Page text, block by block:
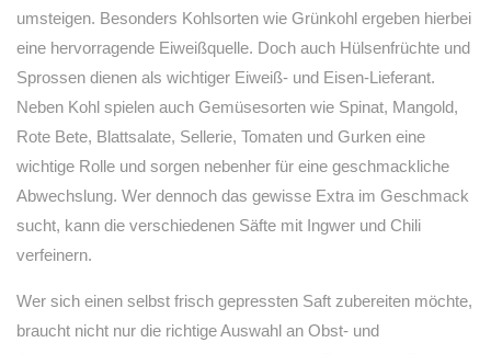
umsteigen. Besonders Kohlsorten wie Grünkohl ergeben hierbei
eine hervorragende Eiweißquelle. Doch auch Hülsenfrüchte und
Sprossen dienen als wichtiger Eiweiß- und Eisen-Lieferant.
Neben Kohl spielen auch Gemüsesorten wie Spinat, Mangold,
Rote Bete, Blattsalate, Sellerie, Tomaten und Gurken eine
wichtige Rolle und sorgen nebenher für eine geschmackliche
Abwechslung. Wer dennoch das gewisse Extra im Geschmack
sucht, kann die verschiedenen Säfte mit Ingwer und Chili
verfeinern.
Wer sich einen selbst frisch gepressten Saft zubereiten möchte,
braucht nicht nur die richtige Auswahl an Obst- und